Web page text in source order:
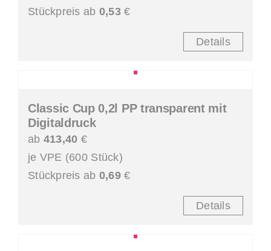
Stückpreis ab 0,53€
Details
Classic Cup 0,2l PP transparent mit
Digitaldruck
ab 413,40 €
je VPE (600 Stück)
Stückpreis ab 0,69€
Details